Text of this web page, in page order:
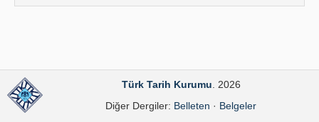
Türk Tarih Kurumu . 2026
Diğer Dergiler: Belleten · Belgeler